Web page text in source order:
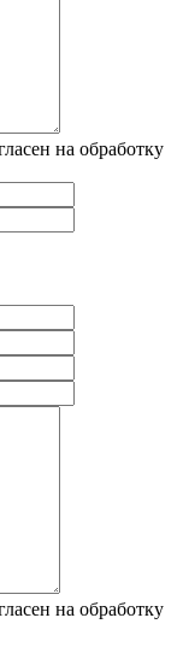
на обработку
на обработку